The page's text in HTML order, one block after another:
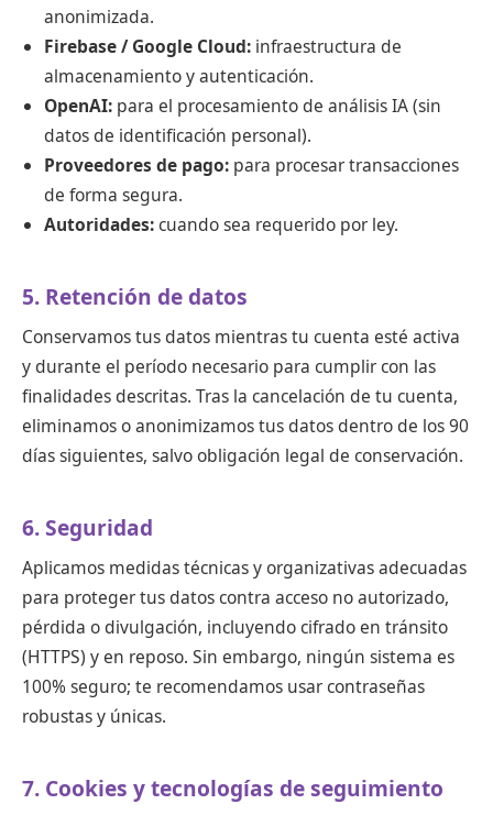
anonimizada.
Firebase / Google Cloud: infraestructura de
almacenamiento y autenticación.
OpenAI: para el procesamiento de análisis IA (sin
datos de identificación personal).
Proveedores de pago: para procesar transacciones
de forma segura.
Autoridades:cuando sea requerido por ley.
5. Retención de datos
Conservamos tus datos mientras tu cuenta esté activa
y durante el período necesario para cumplir con las
finalidades descritas. Tras la cancelación de tu cuenta,
eliminamos o anonimizamos tus datos dentro de los 90
días siguientes, salvo obligación legal de conservación.
6. Seguridad
Aplicamos medidas técnicas y organizativas adecuadas
para proteger tus datos contra acceso no autorizado,
pérdida o divulgación, incluyendo cifrado en tránsito
(HTTPS) y en reposo. Sin embargo, ningún sistema es
100% seguro; te recomendamos usar contraseñas
robustas y únicas.
7. Cookies y tecnologías de seguimiento